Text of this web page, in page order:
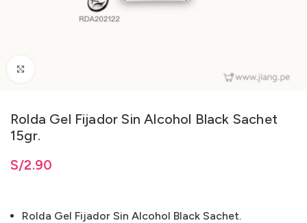
Rolda Gel Fijador Sin Alcohol Black Sachet
15gr.
S/2.90
Rolda Gel Fijador Sin Alcohol Black Sachet.